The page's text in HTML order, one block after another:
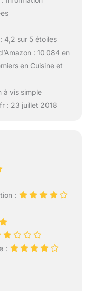
4,2 sur 5 étoiles
: 10 084 en
en Cuisine et
à vis simple
: 23 juillet 2018
:
: